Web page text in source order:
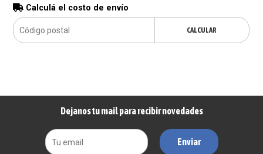
Calculá el costo de envío
CALCULAR
Dejanos tu mail para recibir novedades
Enviar